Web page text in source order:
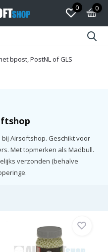
0 0
bpost, PostNL of GLS
Airsoftshop. Geschikt voor
Met topmerken als Madbull.
verzonden (behalve